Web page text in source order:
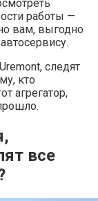
работы —
вам, выгодно
следят
кто
агрегатор,
все